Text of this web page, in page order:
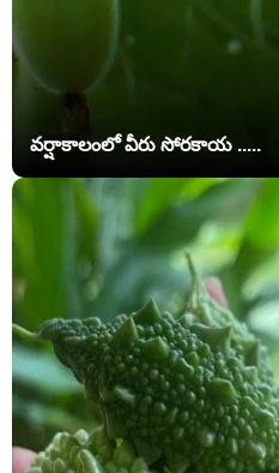
వర్షాకాలంలో వీరు సోరకాయ .....